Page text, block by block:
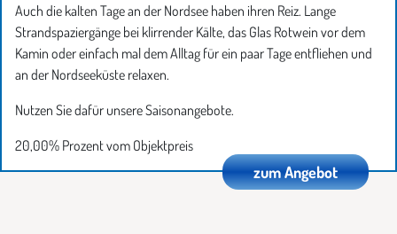
Auch die kalten Tage an der Nordsee haben ihren Reiz. Lange
Strandspaziergänge bei klirrender Kälte, das Glas Rotwein vor dem
Kamin oder einfach mal dem Alltag für ein paar Tage entfliehen und
an der Nordseeküste relaxen.
Nutzen Sie dafür unsere Saisonangebote.
20,00% Prozent vom Objektpreis
zum Angebot